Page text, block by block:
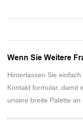
Wenn Sie Weitere
Hinterlassen Sie
Kontakt formular, damit
unsere breite Palette